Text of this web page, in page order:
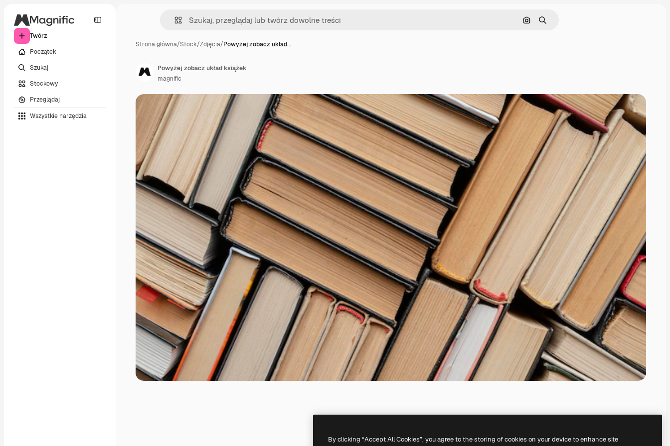
Twórz
Początek
Szukaj
Stockowy
Przeglądaj
Wszystkie narzędzia
Szukaj według obrazu
Szukaj
Strona główna/Stock/Zdjęcia/Powyżej zobacz układ…
Powyżej zobacz układ książek
magnific
By clicking “Accept All Cookies”, you agree to the storing of cookies on your device to enhance site